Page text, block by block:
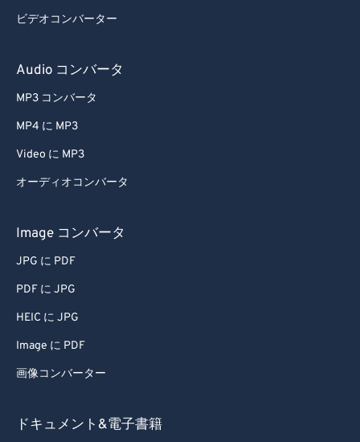
ビデオコンバーター
Audio コンバータ
MP3 コンバータ
MP4 に MP3
Video に MP3
オーディオコンバータ
Image コンバータ
JPG に PDF
PDF に JPG
HEIC に JPG
Image に PDF
画像コンバーター
ドキュメント&電子書籍